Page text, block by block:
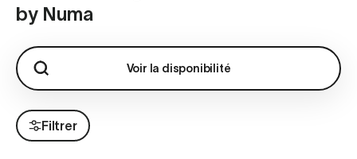
by Numa
Voir la disponibilité
Filtrer